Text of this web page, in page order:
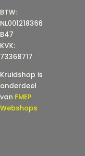
BTW:
NL001218366
B47
KVK:
73368717
Kruidshop is
onderdeel
van FMEP
Webshops